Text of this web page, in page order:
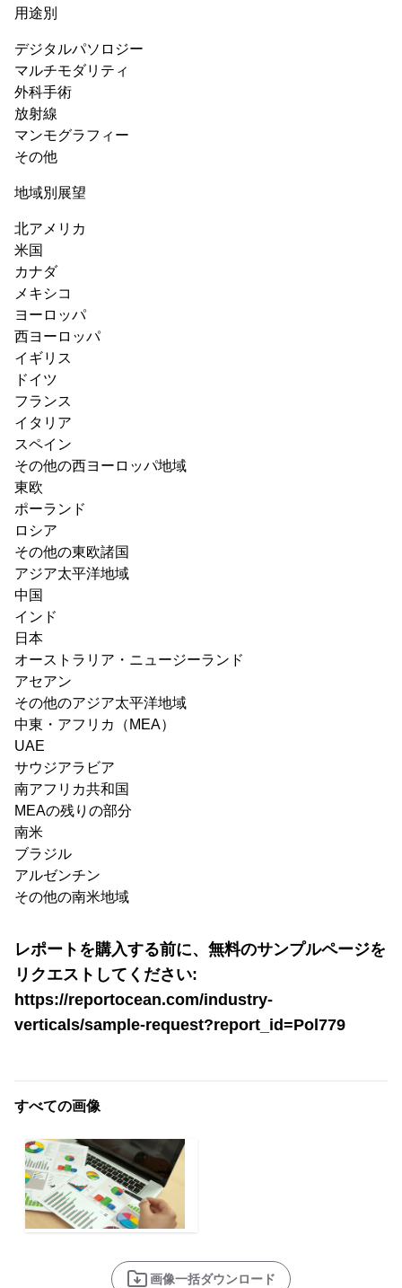
用途別
デジタルパソロジー
マルチモダリティ
外科手術
放射線
マンモグラフィー
その他
地域別展望
北アメリカ
米国
カナダ
メキシコ
ヨーロッパ
西ヨーロッパ
イギリス
ドイツ
フランス
イタリア
スペイン
その他の西ヨーロッパ地域
東欧
ポーランド
ロシア
その他の東欧諸国
アジア太平洋地域
中国
インド
日本
オーストラリア・ニュージーランド
アセアン
その他のアジア太平洋地域
中東・アフリカ（MEA）
UAE
サウジアラビア
南アフリカ共和国
MEAの残りの部分
南米
ブラジル
アルゼンチン
その他の南米地域
レポートを購入する前に、無料のサンプルページを
リクエストしてください:
https://reportocean.com/industry-
verticals/sample-request?report_id=Pol779
すべての画像
画像一括ダウンロード